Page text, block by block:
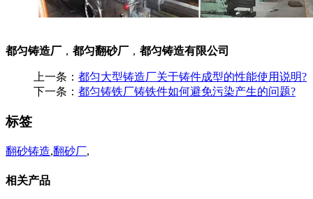
都匀铸造厂 ， 都匀翻砂厂 ， 都匀铸造有限公司
上一条： 都匀大型铸造厂关于铸件成型的性能使用说明?
下一条： 都匀铸铁厂铸铁件如何避免污染产生的问题?
标签
翻砂铸造,翻砂厂,
相关产品